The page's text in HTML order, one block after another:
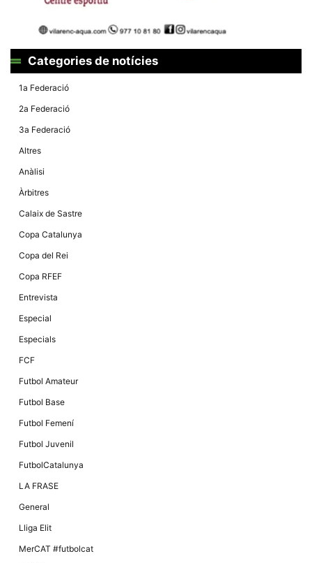
Categories de notícies
1a Federació
2a Federació
3a Federació
Altres
Anàlisi
Àrbitres
Calaix de Sastre
Copa Catalunya
Copa del Rei
Copa RFEF
Entrevista
Especial
Especials
FCF
Futbol Amateur
Futbol Base
Futbol Femení
Futbol Juvenil
FutbolCatalunya
LA FRASE
General
Lliga Elit
MerCAT #futbolcat
nostre lloc
de mirar